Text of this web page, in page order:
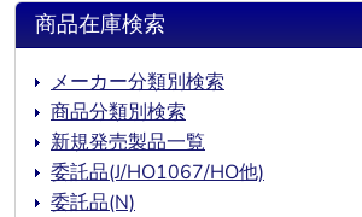
商品在庫検索
メーカー分類別検索
商品分類別検索
新規発売製品一覧
委託品(J/HO1067/HO他)
委託品(N)